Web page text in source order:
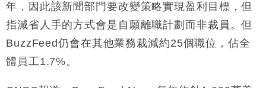
12:44
財經｜日本春季三度入市撐日圓 4月單日斥6.28萬億
日圓干預創新高
11:12
國際｜特朗普料美伊戰事快結束 承認部分彈藥庫存緊
張
15:59
財經｜SA售股自救後再出手 斥4億美元押注未上市公
年，因此該新聞部門要改變策略實現盈利目標，但
指減省人手的方式會是自願離職計劃而非裁員。但
BuzzFeed仍會在其他業務裁減約25個職位，佔全
體員工1.7%。